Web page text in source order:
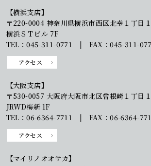
【横浜支店】
〒220-0004 神奈川県横浜市西区北幸１丁目
横浜ＳＴビル 7F
TEL：045-311-0771 | FAX：045-311-
アクセス
【大阪支店】
〒530-0057 大阪府大阪市北区曾根崎１丁目
JRWD梅新 1F
TEL：06-6364-7711 | FAX：06-6364-
アクセス
【マイリノオオサカ】